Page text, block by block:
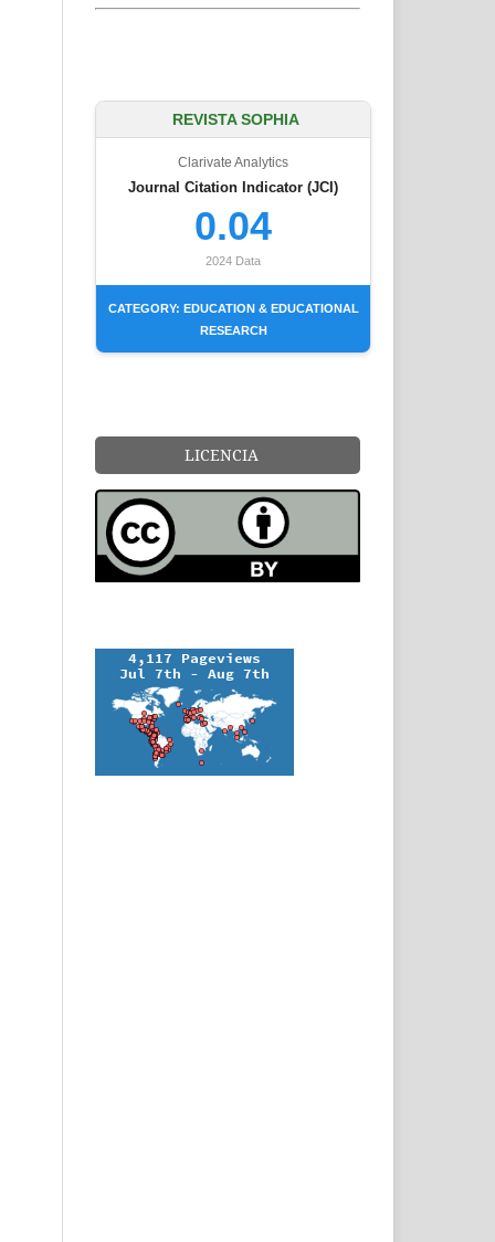
REVISTA SOPHIA
Clarivate Analytics
Journal Citation Indicator (JCI)
0.04
2024 Data
CATEGORY: EDUCATION & EDUCATIONAL
RESEARCH
LICENCIA